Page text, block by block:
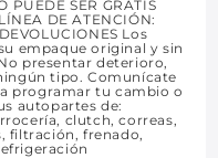
SER GRATIS
DE ATENCIÓN:
Los
empaque original y sin
presentar deterioro,
tipo. Comunícate
programar tu cambio o
autopartes de:
clutch, correas,
filtración, frenado,